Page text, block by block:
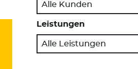
Alle Kunden
Leistungen
Alle Leistungen